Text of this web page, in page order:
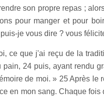
son propre repas ;
pour manger et pour
je vous dire ? vous
ce que j'ai reçu de la
pain, 24 puis, ayant rendu
de moi. » 25 Après le
en mon sang. Chaque